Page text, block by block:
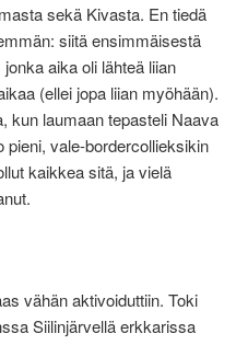
sekä Kivasta. En tiedä
siitä ensimmäisestä
aika oli lähteä liian
(ellei jopa liian myöhään).
kun laumaan tepasteli Naava
pieni, vale-bordercollieksikin
kaikkea sitä, ja vielä
vähän aktivoiduttiin. Toki
Siilinjärvellä erkkarissa